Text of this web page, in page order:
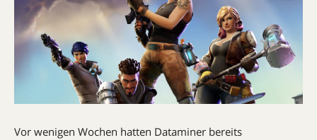
Vor wenigen Wochen hatten Dataminer bereits